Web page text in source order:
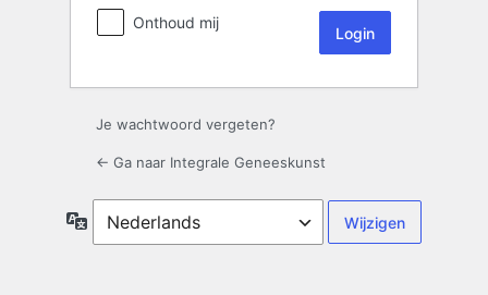
Onthoud mij
Je wachtwoord vergeten?
← Ga naar Integrale Geneeskunst
Taal